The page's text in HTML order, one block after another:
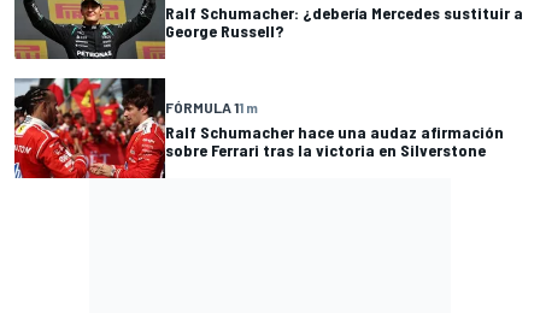
Ralf Schumacher: ¿debería Mercedes sustituir a
George Russell?
FÓRMULA 11 m
Ralf Schumacher hace una audaz afirmación
sobre Ferrari tras la victoria en Silverstone